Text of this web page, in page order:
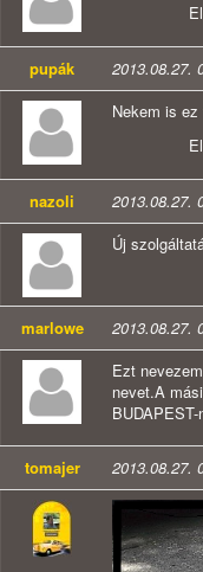
pupák 2013.08.27.
Nekem is
nazoli 2013.08.27.
Új
marlowe 2013.08.27.
Ezt
nevet.A
tomajer 2013.08.27.